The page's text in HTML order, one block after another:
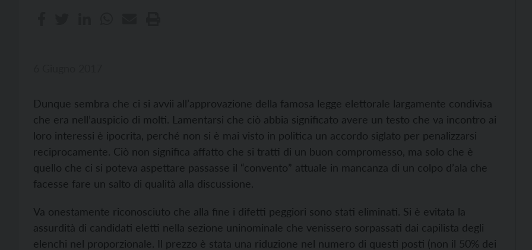
Dunque sembra che ci si avvii all’approvazione della famosa legge elettorale largamente condivisa
che era nell’auspicio di molti. Lamentarsi che ciò abbia significato avere un testo che va incontro ai
loro interessi è ipocrita, perché non si è mai visto in politica un accordo siglato per penalizzarsi
reciprocamente. Ciò non significa affatto che si tratti di un buon compromesso, ma solo che è
quello che ci si poteva aspettare passasse il “convento” attuale in mancanza di un colpo d’ala che
facesse fare un salto di qualità alla discussione.
Va onestamente riconosciuto che alla fine i difetti peggiori sono stati eliminati. Si è evitata la
assurdità di candidati eletti nella sezione uninominale che venissero sorpassati dai capilista degli
elenchi nel proporzionale. Il prezzo è stata una riduzione nel numero di questi posti (non il 50% dei